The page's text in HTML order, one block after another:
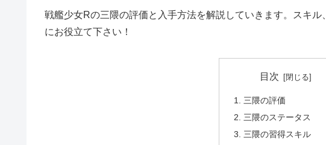
戦艦少女Rの三隈の評価と入手方法を解説していきます。スキ
にお役立て下さい！
目次
三隈の評価
三隈のステータス
三隈の習得スキル